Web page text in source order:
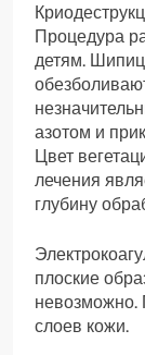
Процедура
детям.
азотом и
Цвет
лечения
глубину
плоские
невозможно.
слоев кожи.